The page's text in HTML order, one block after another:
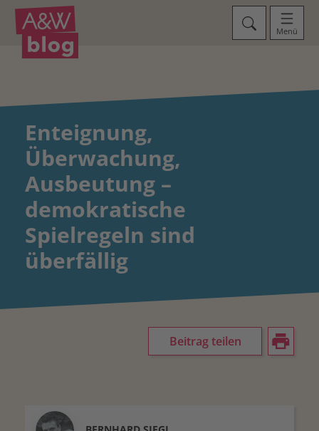
Menü
Enteignung,
Überwachung,
Ausbeutung –
demokratische
Spielregeln sind
überfällig
Beitrag teilen